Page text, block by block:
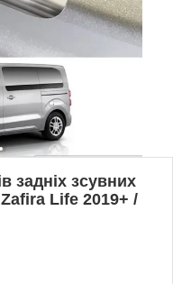
задніх зсувних
Life 2019+ /